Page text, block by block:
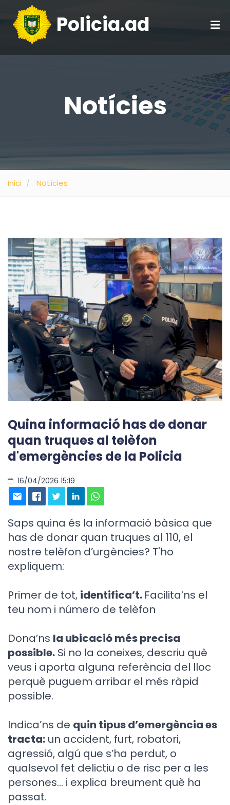
Policia.ad
Notícies
Inici Notícies
Quina informació has de donar
quan truques al telèfon
d'emergències de la Policia
16/04/2026 15:19
Saps quina és la informació bàsica que
has de donar quan truques al 110, el
nostre telèfon d’urgències? T'ho
expliquem:
Primer de tot, identifica’t. Facilita’ns el
teu nom i número de telèfon
Dona’ns la ubicació més precisa
possible. Si no la coneixes, descriu què
veus i aporta alguna referència del lloc
perquè puguem arribar el més ràpid
possible.
Indica’ns de quin tipus d’emergència es
tracta: un accident, furt, robatori,
agressió, algú que s’ha perdut, o
qualsevol fet delictiu o de risc per a les
persones... i explica breument què ha
passat.